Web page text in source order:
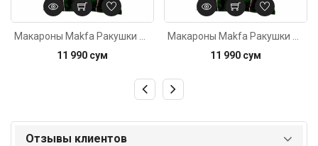
11 990 сум
11 990 сум
Отзывы клиентов